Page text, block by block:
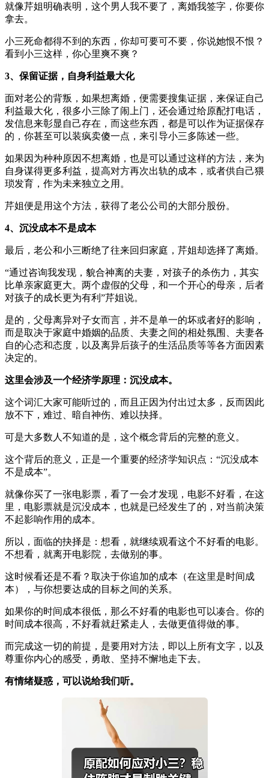
就像芹姐明确表明，这个男人我不要了，离婚我签字，你要你
拿去。
小三死命都得不到的东西，你却可要可不要，你说她恨不恨？
看到小三这样，你心里爽不爽？
3、保留证据，自身利益最大化
面对老公的背叛，如果想离婚，便需要搜集证据，来保证自己
利益最大化，很多小三除了闹上门，还会通过给原配打电话，
发信息来彰显自己存在，而这些东西，都是可以作为证据保存
的，你甚至可以装疯卖傻一点，来引导小三多陈述一些。
如果因为种种原因不想离婚，也是可以通过这样的方法，来为
自身谋得更多利益，提高对方再次出轨的成本，或者供自己猥
琐发育，作为未来独立之用。
芹姐便是用这个方法，获得了老公公司的大部分股份。
4、沉没成本不是成本
最后，老公和小三断绝了往来回归家庭，芹姐却选择了离婚。
“通过咨询我发现，貌合神离的夫妻，对孩子的杀伤力，其实
比单亲家庭更大。两个虚假的父母，和一个开心的母亲，后者
对孩子的成长更为有利”芹姐说。
是的，父母离异对子女而言，并不是单一的坏或者好的影响，
而是取决于家庭中婚姻的品质、夫妻之间的相处氛围、夫妻各
自的心态和态度，以及离异后孩子的生活品质等等各方面因素
决定的。
这里会涉及一个经济学原理：沉没成本。
这个词汇大家可能听过的，而且正因为付出过太多，反而因此
放不下，难过、暗自神伤、难以抉择。
可是大多数人不知道的是，这个概念背后的完整的意义。
这个背后的意义，正是一个重要的经济学知识点：“沉没成本
不是成本”。
就像你买了一张电影票，看了一会才发现，电影不好看，在这
里，电影票就是沉没成本，也就是已经发生了的，对当前决策
不起影响作用的成本。
所以，面临的抉择是：想看，就继续观看这个不好看的电影。
不想看，就离开电影院，去做别的事。
这时候看还是不看？取决于你追加的成本（在这里是时间成
本），与你想要达成的目标之间的关系。
如果你的时间成本很低，那么不好看的电影也可以凑合。你的
时间成本很高，不好看就赶紧走人，去做更值得做的事。
而完成这一切的前提，是要用对方法，即以上所有文字，以及
尊重你内心的感受，勇敢、坚持不懈地走下去。
有情绪疑惑，可以说给我们听。